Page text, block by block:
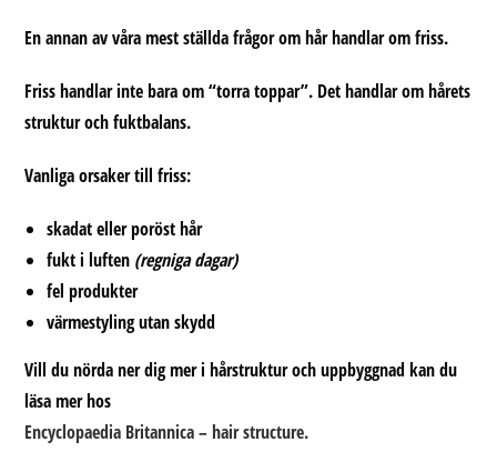
En annan av våra mest ställdafrågor om hårhandlar om friss.
Friss handlar inte bara om “torra toppar”. Det handlar omhårets
struktur och fuktbalans.
Vanliga orsaker till friss:
skadat eller poröst hår
fukt i luften (regniga dagar)
fel produkter
värmestyling utan skydd
Vill du nörda ner dig mer i hårstruktur och uppbyggnad kan du
läsa mer hos
Encyclopaedia Britannica – hair structure.